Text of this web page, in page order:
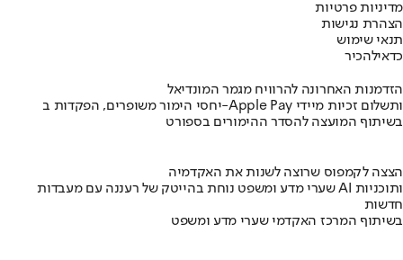
מדיניות פרטיות
הצהרת נגישות
תנאי שימוש
כדאילהכיר
הזדמנות האחרונה להרוויח מגמר המונדיאל
יחסי הימור משופרים, הפקדות ב-Apple Pay ותשלום זכיות מיידי
בשיתוף המועצה להסדר ההימורים בספורט
הצצה לקמפוס שרוצה לשנות את האקדמיה
שערי מדע ומשפט נוחת בהייטק של רעננה עם מעבדות AI ותוכניות
חדשות
בשיתוף המרכז האקדמי שערי מדע ומשפט